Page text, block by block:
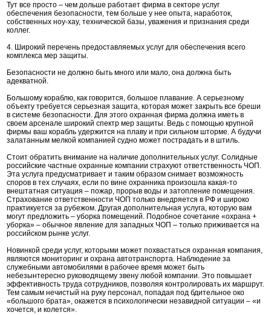
Тут все просто – чем дольше работает фирма в секторе услуг
обеспечения безопасности, тем больше у нее опыта, наработок,
собственных ноу-хау, технической базы, уважения и признания среди
коллег.
4. Широкий перечень предоставляемых услуг для обеспечения всего
комплекса мер защиты.
Безопасности не должно быть много или мало, она должна быть
адекватной.
Большому кораблю, как говорится, большое плавание. А серьезному
объекту требуется серьезная защита, которая может закрыть все бреши
в системе безопасности. Для этого охранная фирма должна иметь в
своем арсенале широкий спектр мер защиты. Ведь с помощью крупной
фирмы ваш корабль удержится на плаву и при сильном шторме. А будучи
залатанным мелкой компанией судно может пострадать и в штиль.
Стоит обратить внимание на наличие дополнительных услуг. Солидные
российские частные охранные компании страхуют ответственность ЧОП.
Эта услуга предусматривает и таким образом снимает возможность
споров в тех случаях, если по вине охранника произошла какая-то
внештатная ситуация – пожар, прорыв воды и затопление помещения.
Страхование ответственности ЧОП только внедряется в РФ и широко
практикуется за рубежом. Другая дополнительная услуга, которую вам
могут предложить – уборка помещений. Подобное сочетание «охрана +
уборка» – обычное явление для западных ЧОП – только приживается на
российском рынке услуг.
Новинкой среди услуг, которыми может похвастаться охранная компания,
являются мониторинг и охрана автотранспорта. Наблюдение за
служебными автомобилями в рабочее время может быть
небезынтересно руководящему звену любой компании. Это повышает
эффективность труда сотрудников, позволяя контролировать их маршрут.
Тем самым нечистый на руку персонал, попадая под бдительное око
«большого брата», окажется в психологически незавидной ситуации – «и
хочется, и колется».